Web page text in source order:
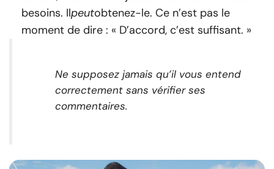
besoins. Ilpeutobtenez-le. Ce n’est pas le
moment de dire : « D’accord, c’est suffisant. »
Ne supposez jamais qu’il vous entend
correctement sans vérifier ses
commentaires.